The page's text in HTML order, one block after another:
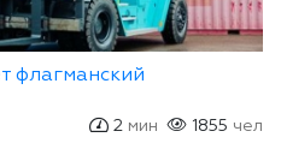
флагманский
2 мин 1855 чел